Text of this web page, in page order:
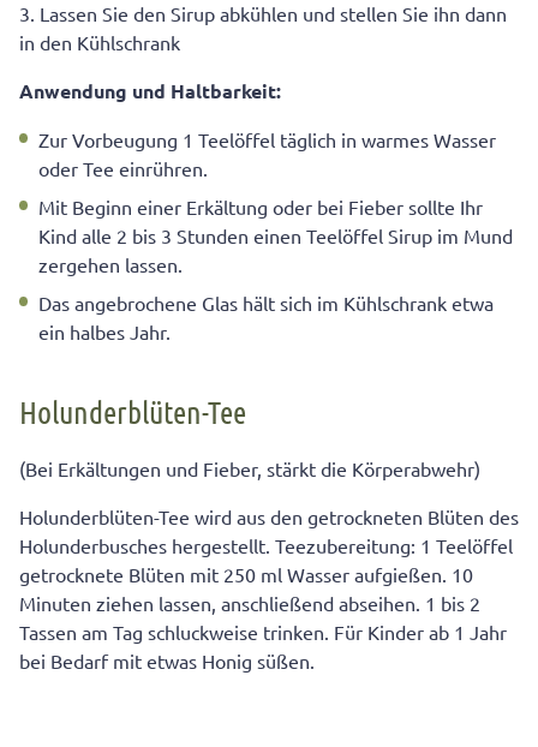
3. Lassen Sie den Sirup abkühlen und stellen Sie ihn dann
in den Kühlschrank
Anwendung und Haltbarkeit:
Zur Vorbeugung 1 Teelöffel täglich in warmes Wasser
oder Tee einrühren.
Mit Beginn einer Erkältung oder bei Fieber sollte Ihr
Kind alle 2 bis 3 Stunden einen Teelöffel Sirup im Mund
zergehen lassen.
Das angebrochene Glas hält sich im Kühlschrank etwa
ein halbes Jahr.
Holunderblüten-Tee
(Bei Erkältungen und Fieber, stärkt die Körperabwehr)
Holunderblüten-Tee wird aus den getrockneten Blüten des
Holunderbusches hergestellt. Teezubereitung: 1 Teelöffel
getrocknete Blüten mit 250 ml Wasser aufgießen. 10
Minuten ziehen lassen, anschließend abseihen. 1 bis 2
Tassen am Tag schluckweise trinken. Für Kinder ab 1 Jahr
bei Bedarf mit etwas Honig süßen.